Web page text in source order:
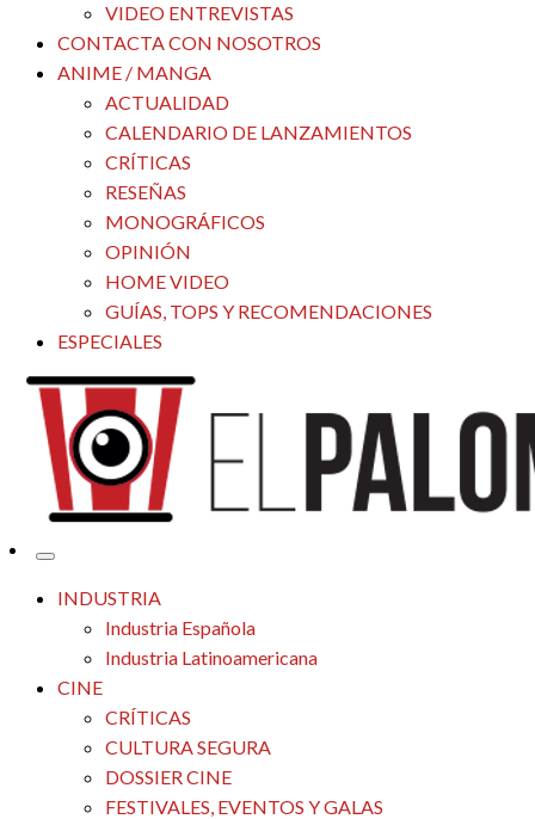
VIDEO ENTREVISTAS
CONTACTA CON NOSOTROS
ANIME / MANGA
ACTUALIDAD
CALENDARIO DE LANZAMIENTOS
CRÍTICAS
RESEÑAS
MONOGRÁFICOS
OPINIÓN
HOME VIDEO
GUÍAS, TOPS Y RECOMENDACIONES
ESPECIALES
El Palomitrón
Tu espacio de la industria de cine española y latinoamericana
INDUSTRIA
Industria Española
Industria Latinoamericana
CINE
CRÍTICAS
CULTURA SEGURA
DOSSIER CINE
FESTIVALES, EVENTOS Y GALAS